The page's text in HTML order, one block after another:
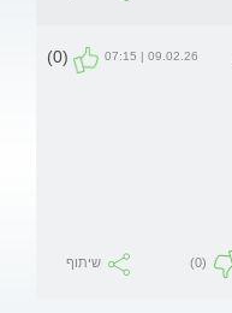
09.02.26 | 07:15
(0)
(0) שיתוף